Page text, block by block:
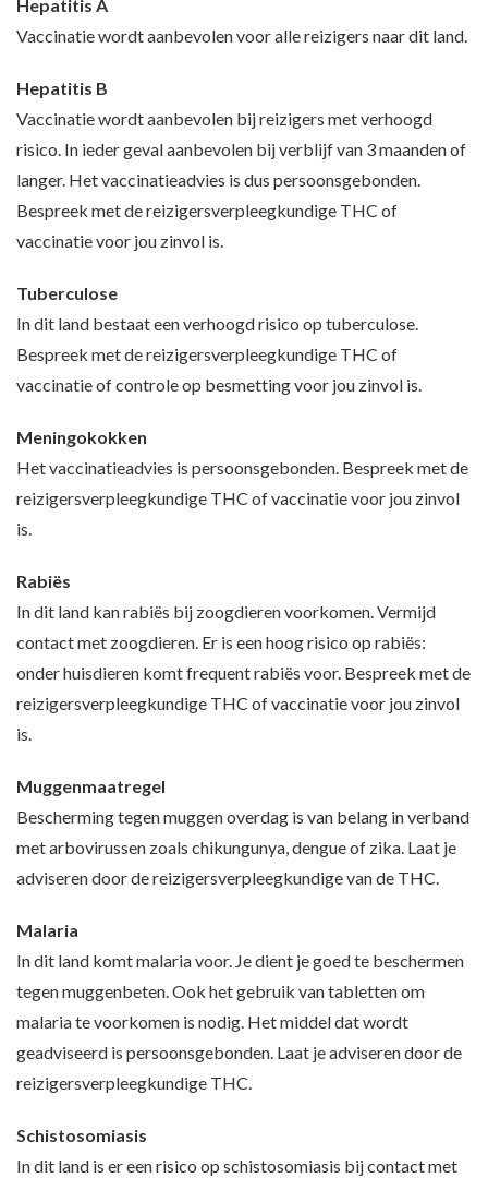
Hepatitis A
Vaccinatie wordt aanbevolen voor alle reizigers naar dit land.
Hepatitis B
Vaccinatie wordt aanbevolen bij reizigers met verhoogd
risico. In ieder geval aanbevolen bij verblijf van 3 maanden of
langer. Het vaccinatieadvies is dus persoonsgebonden.
Bespreek met de reizigersverpleegkundige THC of
vaccinatie voor jou zinvol is.
Tuberculose
In dit land bestaat een verhoogd risico op tuberculose.
Bespreek met de reizigersverpleegkundige THC of
vaccinatie of controle op besmetting voor jou zinvol is.
Meningokokken
Het vaccinatieadvies is persoonsgebonden. Bespreek met de
reizigersverpleegkundige THC of vaccinatie voor jou zinvol
is.
Rabiës
In dit land kan rabiës bij zoogdieren voorkomen. Vermijd
contact met zoogdieren. Er is een hoog risico op rabiës:
onder huisdieren komt frequent rabiës voor. Bespreek met de
reizigersverpleegkundige THC of vaccinatie voor jou zinvol
is.
Muggenmaatregel
Bescherming tegen muggen overdag is van belang in verband
met arbovirussen zoals chikungunya, dengue of zika. Laat je
adviseren door de reizigersverpleegkundige van de THC.
Malaria
In dit land komt malaria voor. Je dient je goed te beschermen
tegen muggenbeten. Ook het gebruik van tabletten om
malaria te voorkomen is nodig. Het middel dat wordt
geadviseerd is persoonsgebonden. Laat je adviseren door de
reizigersverpleegkundige THC.
Schistosomiasis
In dit land is er een risico op schistosomiasis bij contact met